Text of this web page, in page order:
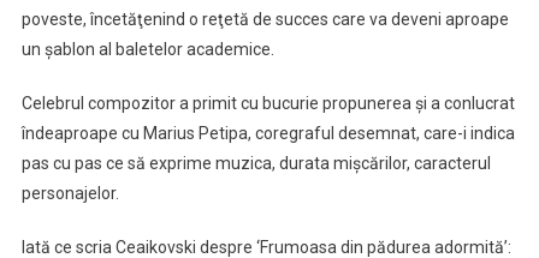
poveste, încetăţenind o reţetă de succes care va deveni aproape
un şablon al baletelor academice.
Celebrul compozitor a primit cu bucurie propunerea şi a conlucrat
îndeaproape cu Marius Petipa, coregraful desemnat, care-i indica
pas cu pas ce să exprime muzica, durata mişcărilor, caracterul
personajelor.
Iată ce scria Ceaikovski despre ‘Frumoasa din pădurea adormită’: